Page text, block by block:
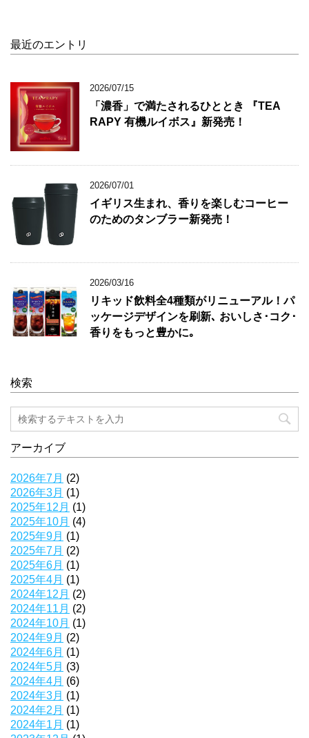
最近のエントリ
2026/07/15
「濃香」で満たされるひととき 『TEA
RAPY 有機ルイボス』新発売！
2026/07/01
イギリス生まれ、香りを楽しむコーヒー
のためのタンブラー新発売！
2026/03/16
リキッド飲料全4種類がリニューアル！パ
ッケージデザインを刷新､ おいしさ･コク･
香りをもっと豊かに｡
検索
アーカイブ
2026年7月 (2)
2026年3月 (1)
2025年12月 (1)
2025年10月 (4)
2025年9月 (1)
2025年7月 (2)
2025年6月 (1)
2025年4月 (1)
2024年12月 (2)
2024年11月 (2)
2024年10月 (1)
2024年9月 (2)
2024年6月 (1)
2024年5月 (3)
2024年4月 (6)
2024年3月 (1)
2024年2月 (1)
2024年1月 (1)